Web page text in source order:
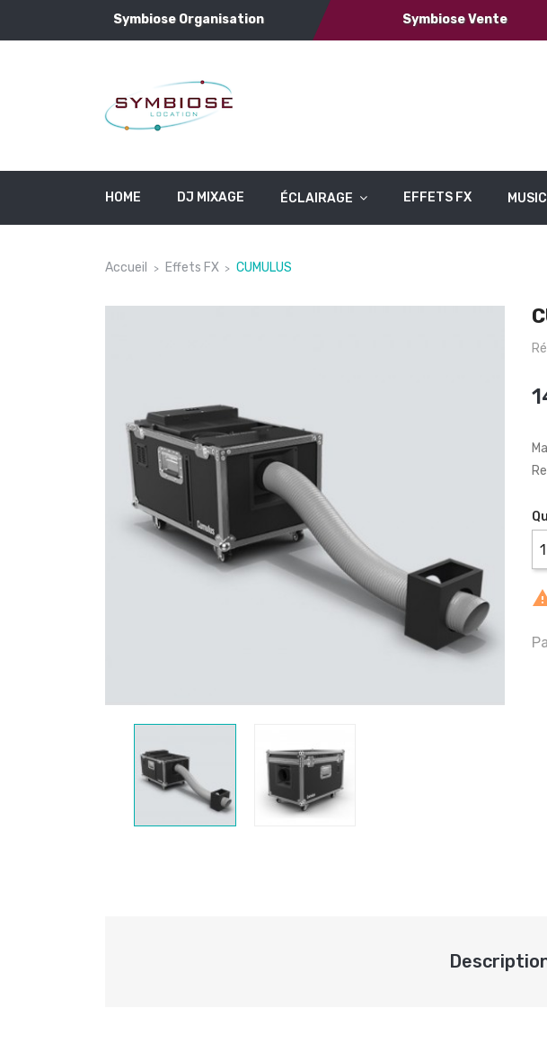
Symbiose Organisation Symbiose Vente
HOME DJ MIXAGE ÉCLAIRAGE EFFETS FX
Accueil Effets FX CUMULUS